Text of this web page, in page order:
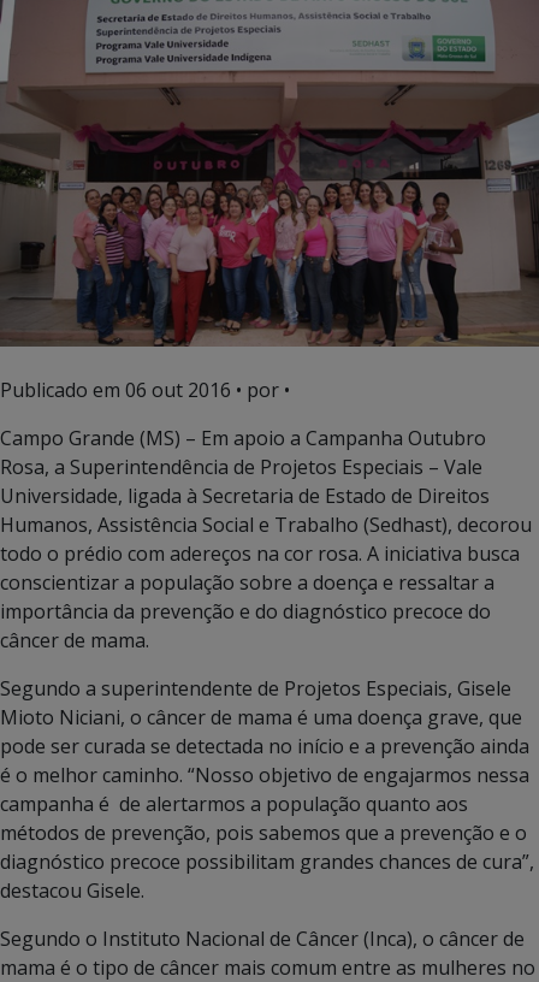
Publicado em 06 out 2016 • por •
Campo Grande (MS) – Em apoio a Campanha Outubro
Rosa, a Superintendência de Projetos Especiais – Vale
Universidade, ligada à Secretaria de Estado de Direitos
Humanos, Assistência Social e Trabalho (Sedhast), decorou
todo o prédio com adereços na cor rosa. A iniciativa busca
conscientizar a população sobre a doença e ressaltar a
importância da prevenção e do diagnóstico precoce do
câncer de mama.
Segundo a superintendente de Projetos Especiais, Gisele
Mioto Niciani, o câncer de mama é uma doença grave, que
pode ser curada se detectada no início e a prevenção ainda
é o melhor caminho. “Nosso objetivo de engajarmos nessa
campanha é de alertarmos a população quanto aos
métodos de prevenção, pois sabemos que a prevenção e o
diagnóstico precoce possibilitam grandes chances de cura”,
destacou Gisele.
Segundo o Instituto Nacional de Câncer (Inca), o câncer de
mama é o tipo de câncer mais comum entre as mulheres no